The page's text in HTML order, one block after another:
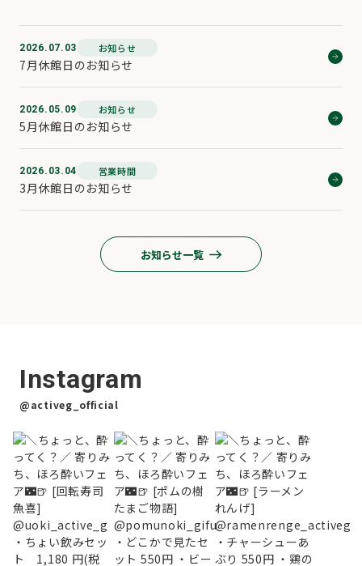
2026.07.03 お知らせ
7月休館日のお知らせ
2026.05.09 お知らせ
5月休館日のお知らせ
2026.03.04 営業時間
3月休館日のお知らせ
お知らせ一覧
Instagram
@activeg_official